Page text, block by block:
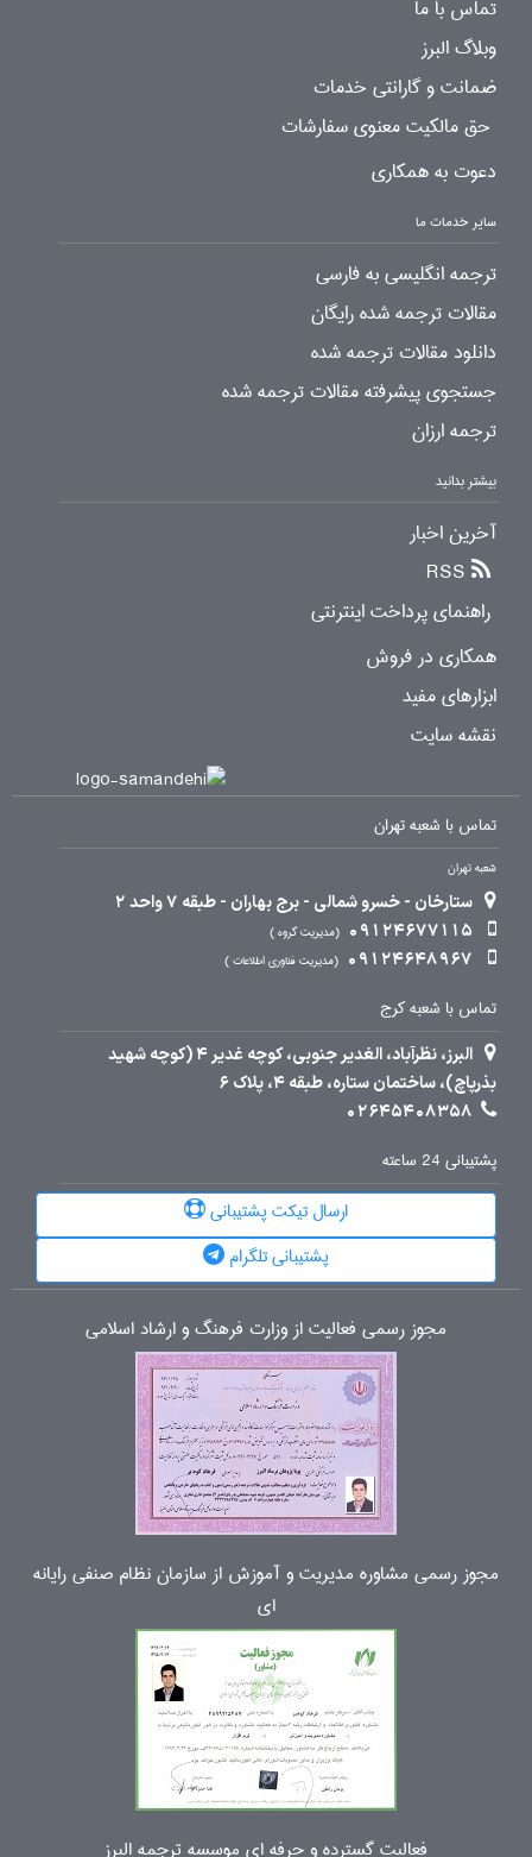
تماس با ما
وبلاگ البرز
ضمانت و گارانتی خدمات
حق مالکیت معنوی سفارشات
دعوت به همکاری
سایر خدمات ما
ترجمه انگلیسی به فارسی
مقالات ترجمه شده رایگان
دانلود مقالات ترجمه شده
جستجوی پیشرفته مقالات ترجمه شده
ترجمه ارزان
بیشتر بدانید
آخرین اخبار
RSS
راهنمای پرداخت اینترنتی
همکاری در فروش
ابزارهای مفید
نقشه سایت
تماس با شعبه تهران
شعبه تهران
ستارخان - خسرو شمالی - برج بهاران - طبقه 7 واحد 2
09124677115
مدیریت گروه
09124648967 مدیریت فناوری اطلاعات
تماس با شعبه کرج
البرز، نظرآباد، الغدیر جنوبی، کوچه غدیر 4 (کوچه شهید
بذرپاچ)، ساختمان ستاره، طبقه 4، پلاک 6
02645408358
پشتیبانی 24 ساعته
ارسال تیکت پشتیبانی
پشتیبانی تلگرام
مجوز رسمی فعالیت از وزارت فرهنگ و ارشاد اسلامی
مجوز رسمی مشاوره مدیریت و آموزش از سازمان نظام صنفی رایانه
ای
فعالیت گسترده و حرفه ای موسسه ترجمه البرز